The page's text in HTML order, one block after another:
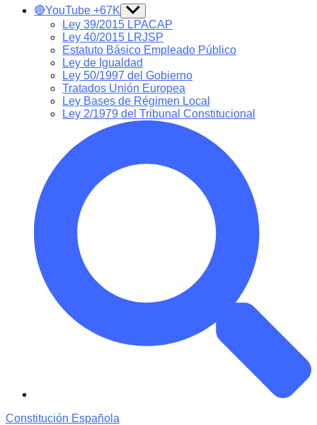
🔴YouTube +67K Show
sub
menu
Ley 39/2015 LPACAP
Ley 40/2015 LRJSP
Estatuto Básico Empleado Público
Ley de Igualdad
Ley 50/1997 del Gobierno
Tratados Unión Europea
Ley Bases de Régimen Local
Ley 2/1979 del Tribunal Constitucional
Constitución Española